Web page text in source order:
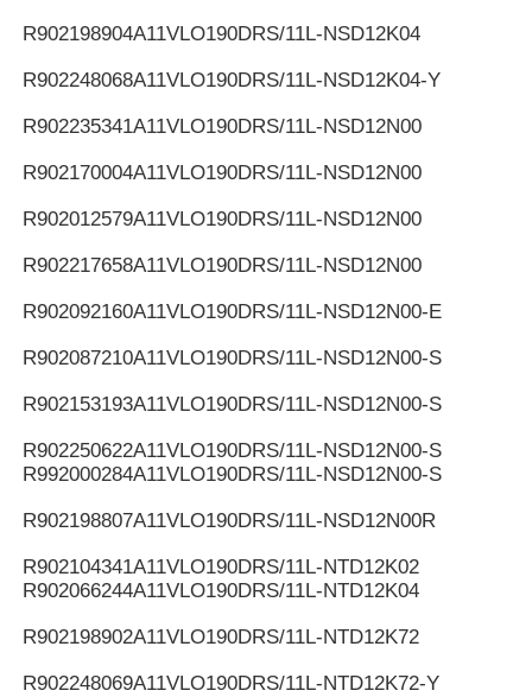
R902198904A11VLO190DRS/11L-NSD12K04
R902248068A11VLO190DRS/11L-NSD12K04-Y
R902235341A11VLO190DRS/11L-NSD12N00
R902170004A11VLO190DRS/11L-NSD12N00
R902012579A11VLO190DRS/11L-NSD12N00
R902217658A11VLO190DRS/11L-NSD12N00
R902092160A11VLO190DRS/11L-NSD12N00-E
R902087210A11VLO190DRS/11L-NSD12N00-S
R902153193A11VLO190DRS/11L-NSD12N00-S
R902250622A11VLO190DRS/11L-NSD12N00-S
R992000284A11VLO190DRS/11L-NSD12N00-S
R902198807A11VLO190DRS/11L-NSD12N00R
R902104341A11VLO190DRS/11L-NTD12K02
R902066244A11VLO190DRS/11L-NTD12K04
R902198902A11VLO190DRS/11L-NTD12K72
R902248069A11VLO190DRS/11L-NTD12K72-Y